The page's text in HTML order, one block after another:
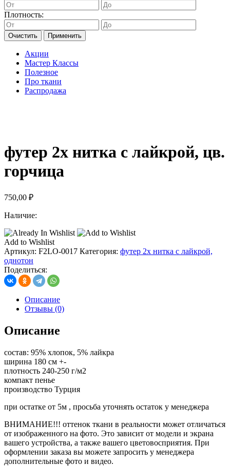
Плотность:
Очистить Применить
Акции
Мастер Классы
Полезное
Про ткани
Распродажа
футер 2х нитка с лайкрой, цв.
горчица
750,00 ₽
Наличие:
Add to Wishlist
Артикул: F2LO-0017 Категория: футер 2х нитка с лайкрой,
однотон
Поделиться:
Описание
Отзывы (0)
Описание
состав: 95% хлопок, 5% лайкра
ширина 180 см +-
плотность 240-250 г/м2
компакт пенье
производство Турция
при остатке от 5м , просьба уточнять остаток у менеджера
ВНИМАНИЕ!!! оттенок ткани в реальности может отличаться
от изображенного на фото. Это зависит от модели и экрана
вашего устройства, а также вашего цветовосприятия. При
оформлении заказа вы можете запросить у менеджера
дополнительные фото и видео.